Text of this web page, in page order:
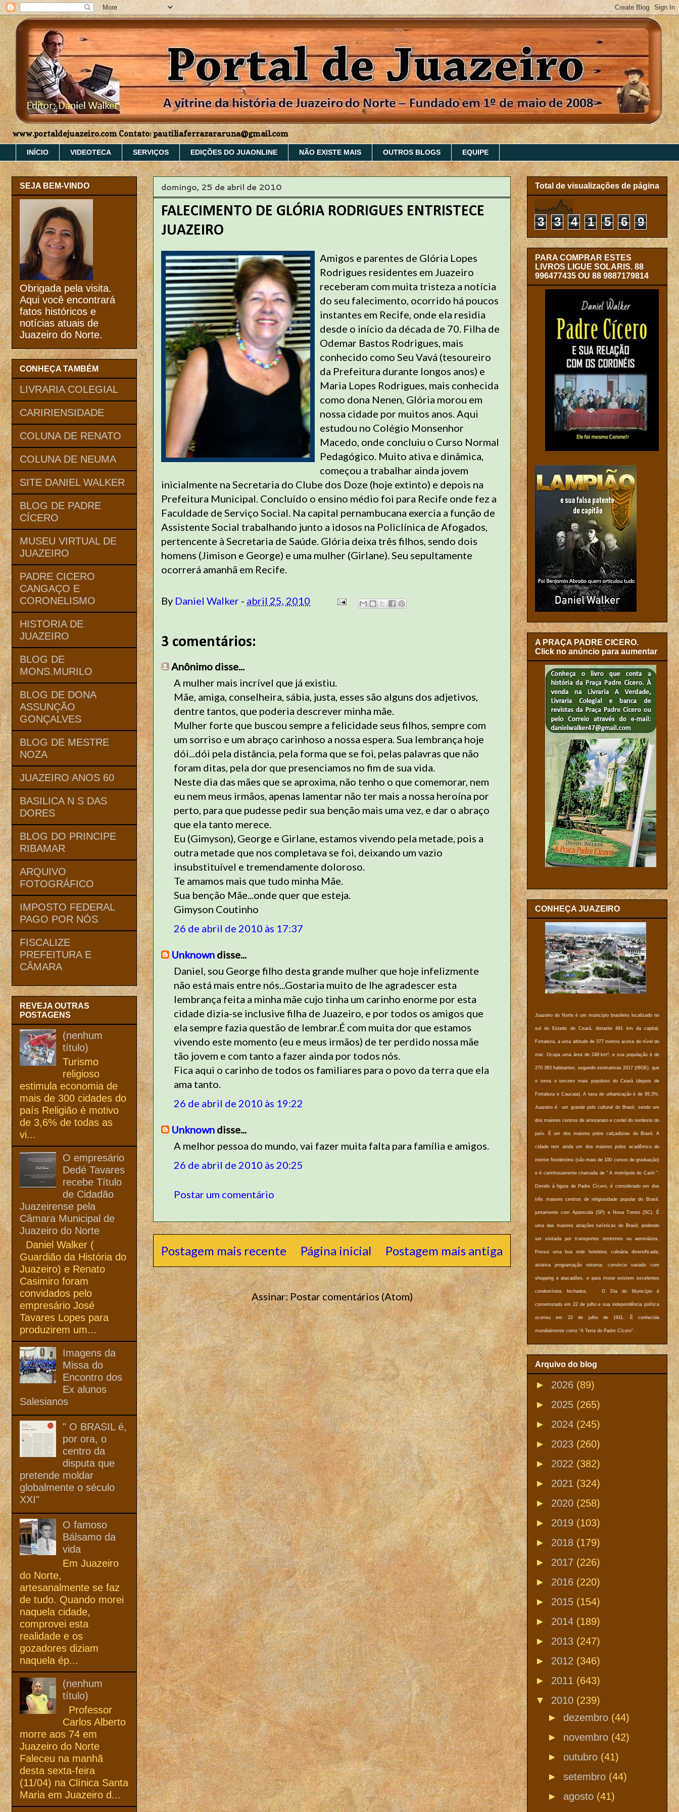
www.portaldejuazeiro.com Contato: pautiliaferrazararuna@gmail.com
INÍCIO VIDEOTECA SERVIÇOS EDIÇÕES DO JUAONLINE NÃO EXISTE MAIS OUTROS BLOGS EQUIPE
domingo, 25 de abril de 2010
FALECIMENTO DE GLÓRIA RODRIGUES ENTRISTECE
JUAZEIRO
Amigos e parentes de Glória Lopes
Rodrigues residentes em Juazeiro
receberam com muita tristeza a notícia
do seu falecimento, ocorrido há poucos
instantes em Recife, onde ela residia
desde o início da década de 70. Filha de
Odemar Bastos Rodrigues, mais
conhecido como Seu Vavá (tesoureiro
da Prefeitura durante longos anos) e
Maria Lopes Rodrigues, mais conhecida
como dona Nenen, Glória morou em
nossa cidade por muitos anos. Aqui
estudou no Colégio Monsenhor
Macedo, onde concluiu o Curso Normal
Pedagógico. Muito ativa e dinâmica,
começou a trabalhar ainda jovem
inicialmente na Secretaria do Clube dos Doze (hoje extinto) e depois na
Prefeitura Municipal. Concluído o ensino médio foi para Recife onde fez a
Faculdade de Serviço Social. Na capital pernambucana exercia a função de
Assistente Social trabalhando junto a idosos na Policlínica de Afogados,
pertencente à Secretaria de Saúde. Glória deixa três filhos, sendo dois
homens (Jimison e George) e uma mulher (Girlane). Seu sepultamente
ocorrerá amanhã em Recife.
By Daniel Walker - abril 25, 2010
3 comentários:
Anônimo disse...
A mulher mais incrível que já existiu.
Mãe, amiga, conselheira, sábia, justa, esses são alguns dos adjetivos,
dentre tantos, que poderia descrever minha mãe.
Mulher forte que buscou sempre a felicidade seus filhos, sempre com
um sorriso e um abraço carinhoso a nossa espera. Sua lembrança hoje
dói...dói pela distância, pela forma que se foi, pelas palavras que não
foram ditas, pela dor que presenciamos no fim de sua vida.
Neste dia das mães que se aproxima, não tenho o que comemorar, nem
eu nem meus irmãos, apenas lamentar não ter mais a nossa heroína por
perto, para que pudesse pedir sua benção mais uma vez, e dar o abraço
que ela tanto merece.
Eu (Gimyson), George e Girlane, estamos vivendo pela metade, pois a
outra metade que nos completava se foi, deixando um vazio
insubstituível e tremendamente doloroso.
Te amamos mais que tudo minha Mãe.
Sua benção Mãe...onde quer que esteja.
Gimyson Coutinho
26 de abril de 2010 às 17:37
Unknown disse...
Daniel, sou George filho desta grande mulher que hoje infelizmente
não está mais entre nós...Gostaria muito de lhe agradescer esta
lembrança feita a minha mãe cujo tinha um carinho enorme por esta
cidade dizia-se inclusive filha de Juazeiro, e por todos os amigos que
ela sempre fazia questão de lembrar.É com muita dor que estamos
vivendo este momento (eu e meus irmãos) de ter perdido nossa mãe
tão jovem e com tanto a fazer ainda por todos nós.
Fica aqui o carinho de todos os familiares para o povo da terra que ela
ama tanto.
26 de abril de 2010 às 19:22
Unknown disse...
A melhor pessoa do mundo, vai fazer muita falta para família e amigos.
26 de abril de 2010 às 20:25
Postar um comentário
Postagem mais recente Postagem mais antiga
Página inicial
Assinar:Postar comentários (Atom)
SEJA BEM-VINDO
Obrigada pela visita.
Aqui você encontrará
fatos históricos e
notícias atuais de
Juazeiro do Norte.
CONHEÇA TAMBÉM
LIVRARIA COLEGIAL
CARIRIENSIDADE
COLUNA DE RENATO
COLUNA DE NEUMA
SITE DANIEL WALKER
BLOG DE PADRE
CÍCERO
MUSEU VIRTUAL DE
JUAZEIRO
PADRE CICERO
CANGAÇO E
CORONELISMO
HISTORIA DE
JUAZEIRO
BLOG DE
MONS.MURILO
BLOG DE DONA
ASSUNÇÃO
GONÇALVES
BLOG DE MESTRE
NOZA
JUAZEIRO ANOS 60
BASILICA N S DAS
DORES
BLOG DO PRINCIPE
RIBAMAR
ARQUIVO
FOTOGRÁFICO
IMPOSTO FEDERAL
PAGO POR NÓS
FISCALIZE
PREFEITURA E
CÂMARA
REVEJA OUTRAS
POSTAGENS
(nenhum
título)
Turismo
religioso
estimula economia de
mais de 300 cidades do
país Religião é motivo
de 3,6% de todas as
vi...
O empresário
Dedé Tavares
recebe Título
de Cidadão
Juazeirense pela
Câmara Municipal de
Juazeiro do Norte
Daniel Walker (
Guardião da História do
Juazeiro) e Renato
Casimiro foram
convidados pelo
empresário José
Tavares Lopes para
produzirem um...
Imagens da
Missa do
Encontro dos
Ex alunos
Salesianos
" O BRASIL é,
por ora, o
centro da
disputa que
pretende moldar
globalmente o século
XXI"
O famoso
Bálsamo da
vida
Em Juazeiro
do Norte,
artesanalmente se faz
de tudo. Quando morei
naquela cidade,
comprovei esta
realidade e os
gozadores diziam
naquela ép...
(nenhum
título)
Professor
Carlos Alberto
morre aos 74 em
Juazeiro do Norte
Faleceu na manhã
desta sexta-feira
(11/04) na Clínica Santa
Maria em Juazeiro d...
Total de visualizações de página
3 3 4 1 5 6 9
PARA COMPRAR ESTES
LIVROS LIGUE SOLARIS. 88
996477435 OU 88 9887179814
A PRAÇA PADRE CICERO.
Click no anúncio para aumentar
CONHEÇA JUAZEIRO
Juazeiro do Norte é um município brasileiro localizado no
sul do Estado do Ceará, distante 491 km da capital,
Fortaleza, a uma altitude de 377 metros acima do nível do
mar. Ocupa uma área de 249 km², e sua população é de
270 383 habitantes, segundo estimativas 2017 (IBGE), que
o torna o terceiro mais populoso do Ceará (depois de
Fortaleza e Caucaia). A taxa de urbanização é de 95,3%.
Juazeiro é um grande polo cultural do Brasil, sendo um
dos maiores centros de artesanato e cordel do nordeste do
país. É um dos maiores polos calçadistas do Brasil. A
cidade tem ainda um dos maiores polos acadêmico do
interior Nordestino (são mais de 100 cursos de graduação)
e é carinhosamente chamada de " A metrópole do Cariri ".
Devido à figura de Padre Cícero, é considerado um dos
três maiores centros de religiosidade popular do Brasil,
juntamente com Aparecida (SP) e Nova Trento (SC). É
uma das maiores atrações turísticas do Brasil, podendo
ser visitada por transportes terrestres ou aeroviários.
Possui uma boa rede hoteleira; culinária diversificada;
atrativa programação noturna; comércio variado com
shopping e atacadões, e para morar existem excelentes
condomínios fechados. O Dia do Município é
comemorado em 22 de julho e sua independência política
ocorreu em 22 de julho de 1911. É conhecida
mundialmente como “A Terra do Padre Cícero”.
Arquivo do blog
► 2026 (89)
► 2025 (265)
► 2024 (245)
► 2023 (260)
► 2022 (382)
► 2021 (324)
► 2020 (258)
► 2019 (103)
► 2018 (179)
► 2017 (226)
► 2016 (220)
► 2015 (154)
► 2014 (189)
► 2013 (247)
► 2012 (346)
► 2011 (643)
▼ 2010 (239)
► dezembro (44)
► novembro (42)
► outubro (41)
► setembro (44)
► agosto (41)